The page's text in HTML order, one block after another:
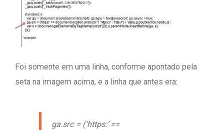
Foi somente em uma linha, conforme apontado pela
seta na imagem acima, e a linha que antes era:
ga.src = (‘https:’ ==